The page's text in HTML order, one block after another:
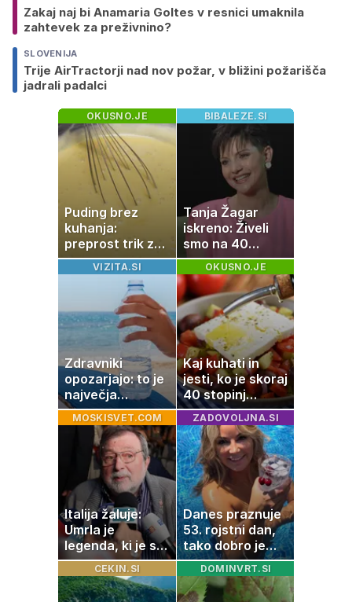
Zakaj naj bi Anamaria Goltes v resnici umaknila
zahtevek za preživnino?
SLOVENIJA
Trije AirTractorji nad nov požar, v bližini požarišča
jadrali padalci
OKUSNO.JE
Puding brez
kuhanja:
preprost trik za
pripravo v le
nekaj minutah
BIBALEZE.SI
Tanja Žagar
iskreno: Živeli
smo na 40
kvadratih, a
imela sem vse,
kar otrok
potrebuje
VIZITA.SI
Zdravniki
opozarjajo: to je
največja
napaka, ki jo
ljudje delajo med
vročino
OKUSNO.JE
Kaj kuhati in
jesti, ko je skoraj
40 stopinj
Celzija: 5 kosil
brez prižiganja
pečice
MOSKISVET.COM
Italija žaluje:
Umrla je
legenda, ki je s
svojimi pesmimi
zaznamovala
Italijo
ZADOVOLJNA.SI
Danes praznuje
53. rojstni dan,
tako dobro je
videti znana
Slovenka
CEKIN.SI DOMINVRT.SI